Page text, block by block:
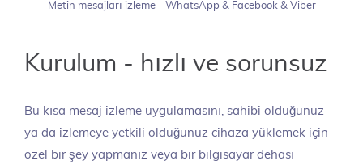
Metin mesajları izleme - WhatsApp & Facebook & Viber
Kurulum - hızlı ve sorunsuz
Bu kısa mesaj izleme uygulamasını, sahibi olduğunuz
ya da izlemeye yetkili olduğunuz cihaza yüklemek için
özel bir şey yapmanız veya bir bilgisayar dehası